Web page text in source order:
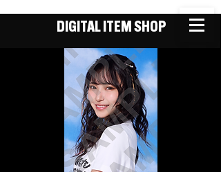
DIGITAL ITEM SHOP